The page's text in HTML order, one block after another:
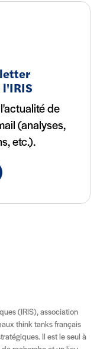
l'IRIS
de
(analyses,
etc.).
(IRIS), association
think tanks français
Il est le seul à